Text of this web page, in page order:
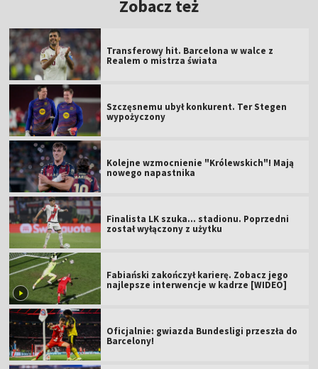
Zobacz też
Transferowy hit. Barcelona w walce z
Realem o mistrza świata
Szczęsnemu ubył konkurent. Ter Stegen
wypożyczony
Kolejne wzmocnienie "Królewskich"! Mają
nowego napastnika
Finalista LK szuka... stadionu. Poprzedni
został wyłączony z użytku
Fabiański zakończył karierę. Zobacz jego
najlepsze interwencje w kadrze [WIDEO]
Oficjalnie: gwiazda Bundesligi przeszła do
Barcelony!